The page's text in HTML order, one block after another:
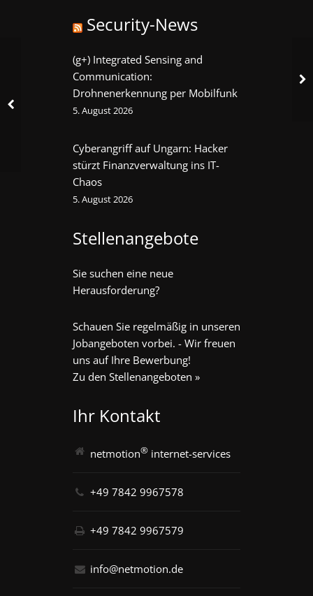
Security-News
(g+) Integrated Sensing and
Communication:
Drohnenerkennung per Mobilfunk
5. August 2026
Cyberangriff auf Ungarn: Hacker
stürzt Finanzverwaltung ins IT-
Chaos
5. August 2026
Stellenangebote
Sie suchen eine neue
Herausforderung?
Schauen Sie regelmäßig in unseren
Jobangeboten vorbei. - Wir freuen
uns auf Ihre Bewerbung!
Zu den Stellenangeboten »
Ihr Kontakt
netmotion® internet-services
+49 7842 9967578
+49 7842 9967579
info@netmotion.de